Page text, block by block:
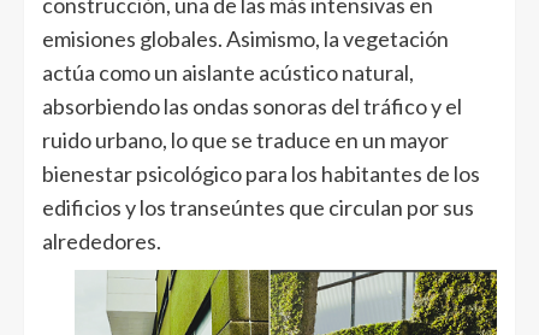
emisiones globales. Asimismo, la vegetación
actúa como un aislante acústico natural,
absorbiendo las ondas sonoras del tráfico y el
ruido urbano, lo que se traduce en un mayor
bienestar psicológico para los habitantes de los
edificios y los transeúntes que circulan por sus
alrededores.